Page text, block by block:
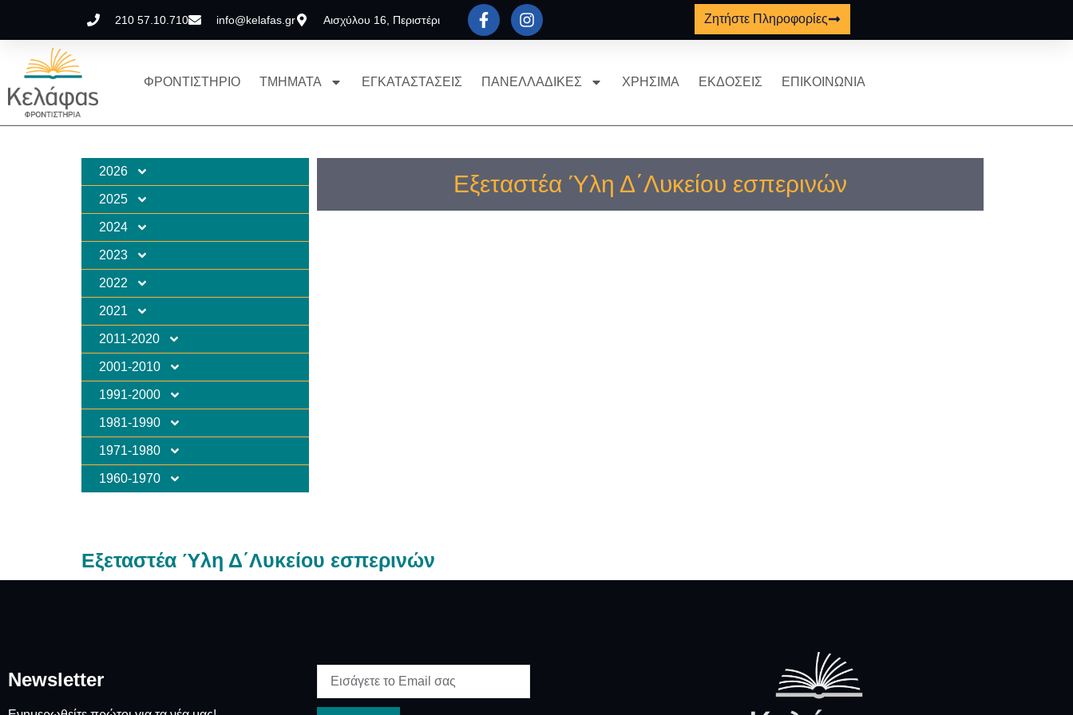
210 57.10.710 info@kelafas.gr Αισχύλου 16, Περιστέρι Ζητήστε Πληροφορίες
ΦΡΟΝΤΙΣΤΗΡΙΟ ΤΜΗΜΑΤΑ ΕΓΚΑΤΑΣΤΑΣΕΙΣ ΠΑΝΕΛΛΑΔΙΚΕΣ ΧΡΗΣΙΜΑ ΕΚΔΟΣΕΙΣ ΕΠΙΚΟΙΝΩΝΙΑ
2026
2025
2024
2023
2022
2021
2011-2020
2001-2010
1991-2000
1981-1990
1971-1980
1960-1970
Εξεταστέα Ύλη Δ΄Λυκείου εσπερινών
Εξεταστέα Ύλη Δ΄Λυκείου εσπερινών
Newsletter